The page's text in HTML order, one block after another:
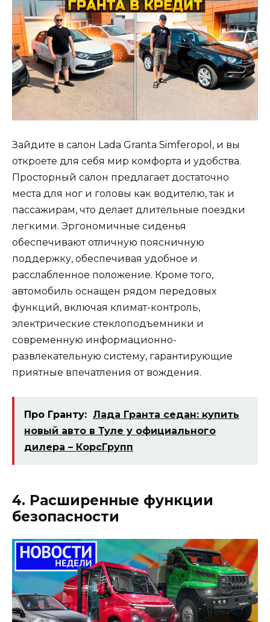
Зайдите в салон Lada Granta Simferopol, и вы
откроете для себя мир комфорта и удобства.
Просторный салон предлагает достаточно
места для ног и головы как водителю, так и
пассажирам, что делает длительные поездки
легкими. Эргономичные сиденья
обеспечивают отличную поясничную
поддержку, обеспечивая удобное и
расслабленное положение. Кроме того,
автомобиль оснащен рядом передовых
функций, включая климат-контроль,
электрические стеклоподъемники и
современную информационно-
развлекательную систему, гарантирующие
приятные впечатления от вождения.
Про Гранту: Лада Гранта седан: купить
новый авто в Туле у официального
дилера – КорсГрупп
4. Расширенные функции
безопасности